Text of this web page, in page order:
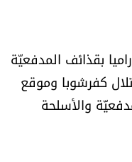
بقذائف المدفعيّة
كفرشوبا وموقع
والأسلحة